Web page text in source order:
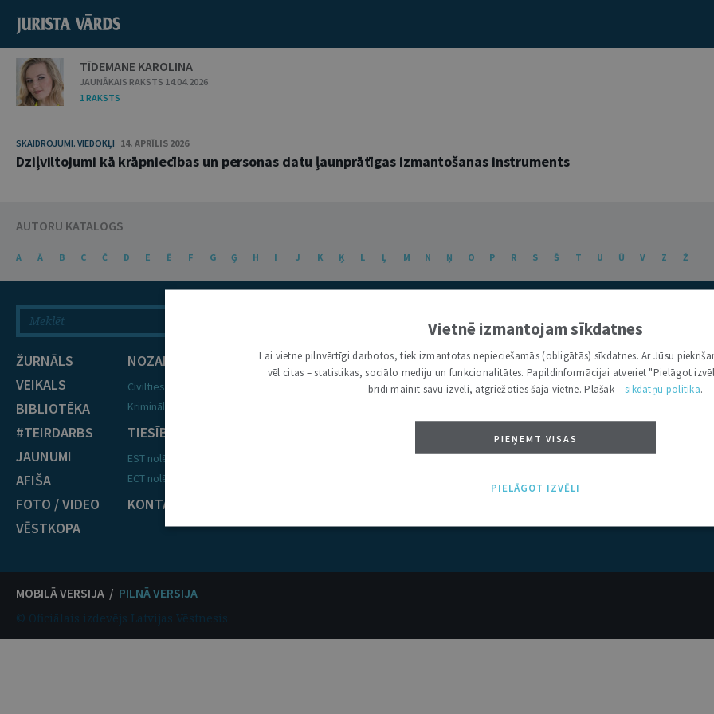
TĪDEMANE KAROLINA
JAUNĀKAIS RAKSTS 14.04.2026
1 RAKSTS
SKAIDROJUMI. VIEDOKĻI 14. APRĪLIS 2026
Dziļviltojumi kā krāpniecības un personas datu ļaunprātīgas izmantošanas instruments
AUTORU KATALOGS
A Ā B C Č D E Ē F G Ģ H I J K Ķ L Ļ M N Ņ O P R S Š T U Ū V Z Ž
ŽURNĀLS
VEIKALS
BIBLIOTĒKA
#TEIRDARBS
JAUNUMI
AFIŠA
FOTO / VIDEO
VĒSTKOPA
NOZARES
Civiltiesības
Krimināltiesības
TIESĪBU PRAKSE
EST nolēmumi
ECT nolēmumi
KONTAKTI
MOBILĀ VERSIJA / PILNĀ VERSIJA
© Oficiālais izdevējs Latvijas Vēstnesis
Vietnē izmantojam sīkdatnes
Lai vietne pilnvērtīgi darbotos, tiek izmantotas nepieciešamās (obligātās) sīkdatnes. Ar Jūsu
vēl citas – statistikas, sociālo mediju un funkcionalitātes. Papildinformācijai atveriet "Pielāgot
brīdī mainīt savu izvēli, atgriežoties šajā vietnē. Plašāk – sīkdatņu politikā.
PIEŅEMT VISAS
PIELĀGOT IZVĒLI